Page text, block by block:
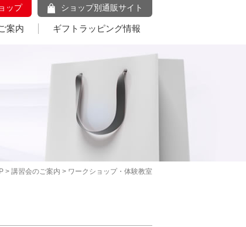
ップ ショップ別通販サイト
案内 ギフトラッピング情報
> 講習会のご案内 > ワークショップ・体験教室